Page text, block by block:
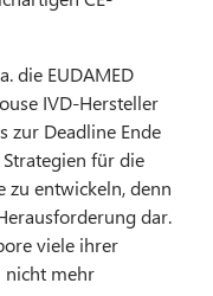
die EUDAMED
IVD-Hersteller
zur Deadline Ende
für die
zu entwickeln, denn
dar.
viele ihrer
nicht mehr